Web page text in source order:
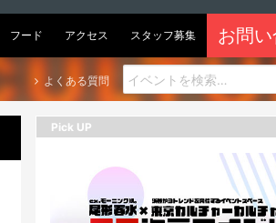
フード アクセス スタッフ募集 お問
よくある質問
Pick UP